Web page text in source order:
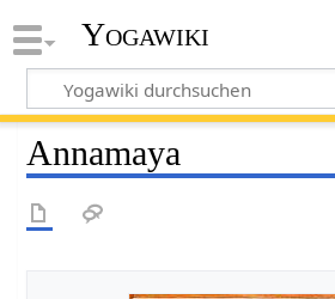
Yogawiki
Annamaya